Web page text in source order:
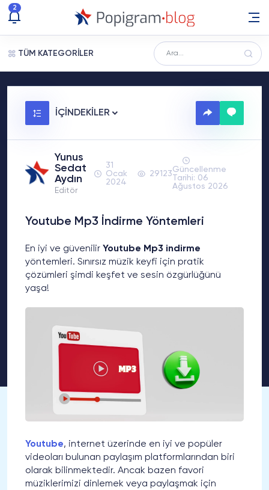
2
TÜM KATEGORİLER
İÇİNDEKİLER
Yunus
Sedat
Aydın
Editör
31
Ocak
2024
29123Güncellenme
Tarihi: 06
Ağustos 2026
Youtube Mp3 İndirme Yöntemleri
En iyi ve güvenilir Youtube Mp3 indirme
yöntemleri. Sınırsız müzik keyfi için pratik
çözümleri şimdi keşfet ve sesin özgürlüğünü
yaşa!
Youtube, internet üzerinde en iyi ve popüler
videoları bulunan paylaşım platformlarından biri
olarak bilinmektedir. Ancak bazen favori
müziklerimizi dinlemek veya paylaşmak için